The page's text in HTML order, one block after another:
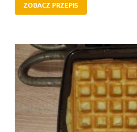
ZOBACZ PRZEPIS